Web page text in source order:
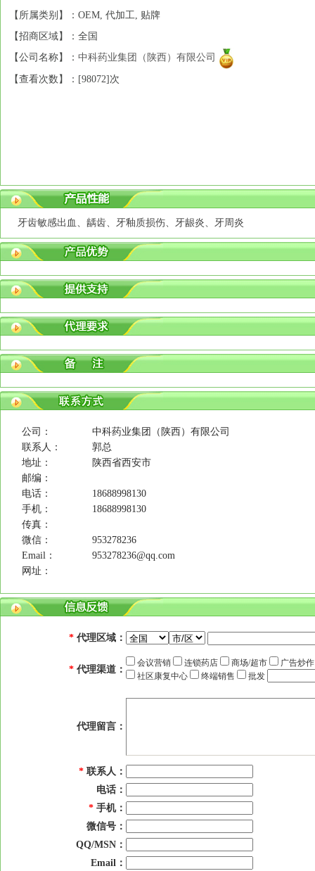
【所属类别】：OEM, 代加工, 贴牌
【招商区域】：全国
【公司名称】： 中科药业集团（陕西）有限公司
【查看次数】：[98072]次
牙齿敏感出血、龋齿、牙釉质损伤、牙龈炎、牙周炎
公司：
中科药业集团（陕西）有限公司
联系人：
郭总
地址：
陕西省西安市
邮编：
电话：
18688998130
手机：
18688998130
传真：
微信：
953278236
Email：
953278236@qq.com
网址：
* 代理区域：
* 代理渠道：
会议营销 连锁药店 商场/超市
广告炒
社区康复中心
终端销售 批发
代理留言：
* 联系人：
电话：
* 手机：
微信号：
QQ/MSN：
Email：